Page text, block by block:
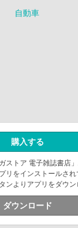
自動車
購入する
ストア 電子雑誌書店
リをインストールされ
ンよりアプリをダウン
ダウンロード